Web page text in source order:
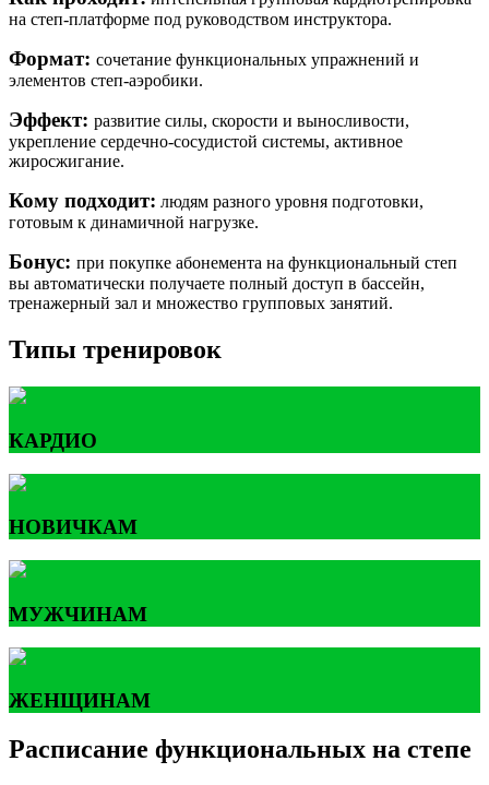
на степ-платформе под руководством инструктора.
Формат: сочетание функциональных упражнений и
элементов степ-аэробики.
Эффект: развитие силы, скорости и выносливости,
укрепление сердечно-сосудистой системы, активное
жиросжигание.
Кому подходит: людям разного уровня подготовки,
готовым к динамичной нагрузке.
Бонус: при покупке абонемента на функциональный степ
вы автоматически получаете полный доступ в бассейн,
тренажерный зал и множество групповых занятий.
Типы тренировок
КАРДИО
НОВИЧКАМ
МУЖЧИНАМ
ЖЕНЩИНАМ
Расписание функциональных на степе